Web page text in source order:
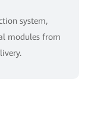
system,
modules from